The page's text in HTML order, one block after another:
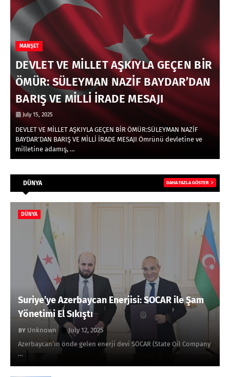
MANŞET
DEVLET VE MİLLET AŞKIYLA GEÇEN BİR
ÖMÜR: SÜLEYMAN NAZİF BAYDAR’DAN
BARIŞ VE MİLLİ İRADE MESAJI
July 15, 2025
DEVLET VE MİLLET AŞKIYLA GEÇEN BİR ÖMÜR:SÜLEYMAN NAZİF
BAYDAR’DAN BARIŞ VE MİLLİ İRADE MESAJI Ömrünü devletine ve
milletine adamış, …
DÜNYA DAHA FAZLA GÖSTER
DÜNYA
Suriye’ye Azerbaycan Enerjisi: SOCAR ile Şam
Yönetimi El Sıkıştı
Unknown
July 12, 2025
Azerbaycan'ın önde gelen enerji devi SOCAR (State Oil Company
…